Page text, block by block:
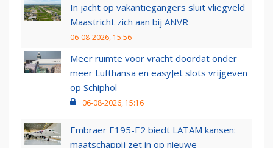
In jacht op vakantiegangers sluit vliegveld
Maastricht zich aan bij ANVR
06-08-2026, 15:56
Meer ruimte voor vracht doordat onder
meer Lufthansa en easyJet slots vrijgeven
op Schiphol
06-08-2026, 15:16
Embraer E195-E2 biedt LATAM kansen:
maatschappij zet in op nieuwe